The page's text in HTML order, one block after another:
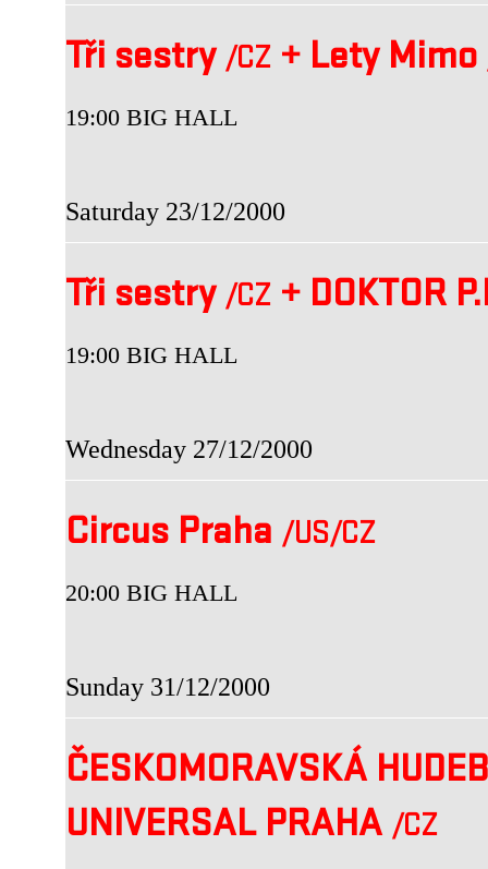
Tři sestry /CZ + Lety Mimo
19:00 BIG HALL
Saturday 23/12/2000
Tři sestry /CZ + DOKTOR
19:00 BIG HALL
Wednesday 27/12/2000
Circus Praha /US/CZ
20:00 BIG HALL
Sunday 31/12/2000
ČESKOMORAVSKÁ
UNIVERSAL PRAHA /CZ